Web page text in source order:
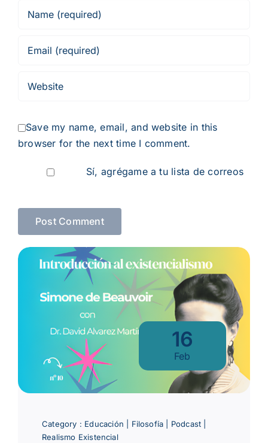
Save my name, email, and website in this
browser for the next time I comment.
Sí, agrégame a tu lista de correos
16
Feb
Category : Educación Filosofía Podcast
Realismo Existencial